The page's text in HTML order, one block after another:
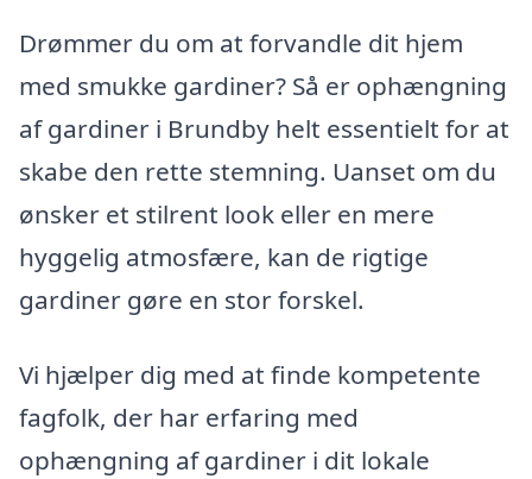
Drømmer du om at forvandle dit hjem
med smukke gardiner? Så er ophængning
af gardiner i Brundby helt essentielt for at
skabe den rette stemning. Uanset om du
ønsker et stilrent look eller en mere
hyggelig atmosfære, kan de rigtige
gardiner gøre en stor forskel.
Vi hjælper dig med at finde kompetente
fagfolk, der har erfaring med
ophængning af gardiner i dit lokale